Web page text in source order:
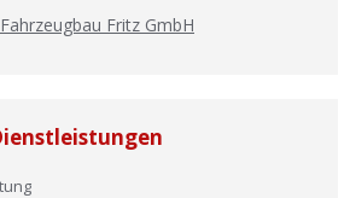
Fritz GmbH